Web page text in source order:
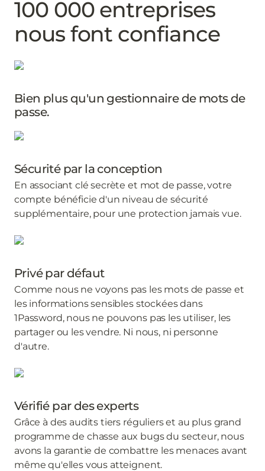
100 000 entreprises
nous font confiance
Bien plus qu'un gestionnaire de mots de
passe.
Sécurité par la conception
En associant clé secrète et mot de passe, votre
compte bénéficie d'un niveau de sécurité
supplémentaire, pour une protection jamais vue.
Privé par défaut
Comme nous ne voyons pas les mots de passe et
les informations sensibles stockées dans
1Password, nous ne pouvons pas les utiliser, les
partager ou les vendre. Ni nous, ni personne
d'autre.
Vérifié par des experts
Grâce à des audits tiers réguliers et au plus grand
programme de chasse aux bugs du secteur, nous
avons la garantie de combattre les menaces avant
même qu'elles vous atteignent.